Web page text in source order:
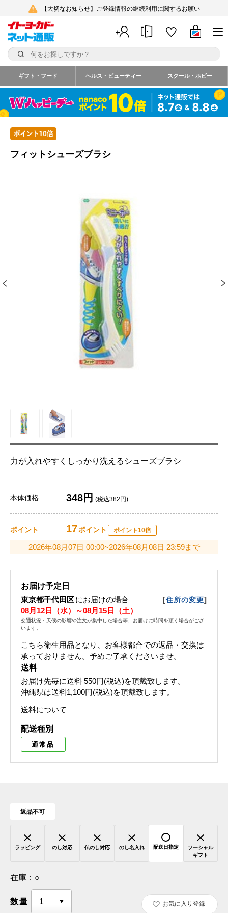
【大切なお知らせ】ご登録情報の継続利用に関するお願い
ギフト・フード ヘルス・ビューティー スクール・ホビー
フィットシューズブラシ
力が入れやすくしっかり洗えるシューズブラシ
本体価格 348円 (税込382円)
ポイント 17ポイント ポイント10倍
2026年08月07日 00:00~2026年08月08日 23:59まで
お届け予定日
東京都千代田区にお届けの場合 [住所の変更]
08月12日（水）～08月15日（土）
交通状況・天候の影響や注文が集中した場合等、お届けに時間を頂く場合がござ
います。
こちら衛生用品となり、お客様都合での返品・交換は
承っておりません。予めご了承くださいませ。
送料
お届け先毎に送料 550円(税込)を頂戴致します。
沖縄県は送料1,100円(税込)を頂戴致します。
送料について
配送種別
通常品
返品不可
ラッピング のし対応 仏のし対応 のし名入れ 配送日指定
ソーシャル
ギフト
在庫： ○
数量 お気に入り登録